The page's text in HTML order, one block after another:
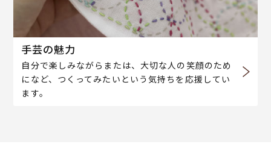
手芸の魅力
自分で楽しみながらまたは、大切な人の笑顔のため
になど、つくってみたいという気持ちを応援してい
ます。